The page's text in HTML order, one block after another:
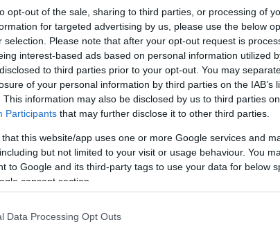
opt-out of the sale, sharing to third parties, or processing of
for targeted advertising by us, please use the below
selection. Please note that after your opt-out request is
interest-based ads based on personal information utilized
to third parties prior to your opt-out. You may
of your personal information by third parties on the IAB’s
This information may also be disclosed by us to third parties
Participants that may further disclose it to other third parties.
that this website/app uses one or more Google services and
but not limited to your visit or usage behaviour. You
to Google and its third-party tags to use your data for below
consent section.
Data Processing Opt Outs
In questo articolo, si esploreranno i
e sostenibili.